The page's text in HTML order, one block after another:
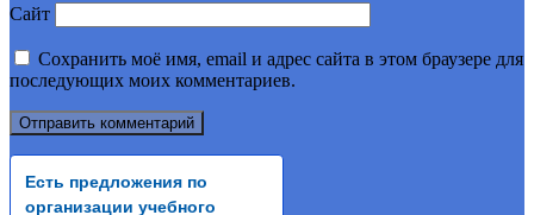
Сайт
Сохранить моё имя, email и адрес сайта в этом браузере для
последующих моих комментариев.
Есть предложения по
организации учебного